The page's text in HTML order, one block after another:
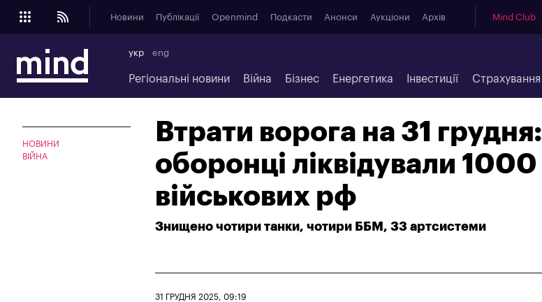
Новини Публікації Openmind Подкасти Анонси Аукціони Архів Mind Club
укр eng
Регіональні новини Війна Бізнес Енергетика Інвестиції Страхування
НОВИНИ
ВІЙНА
Втрати ворога на 31 грудня:
оборонці ліквідували 1000
військових рф
Знищено чотири танки, чотири ББМ, 33 артсистеми
31 ГРУДНЯ 2025, 09:19